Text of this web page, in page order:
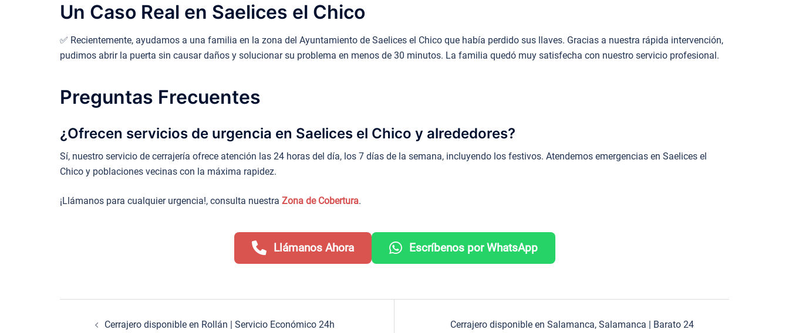
Un Caso Real en Saelices el Chico
✅ Recientemente, ayudamos a una familia en la zona del Ayuntamiento de Saelices el Chico que había perdido sus llaves. Gracias a nuestra rápida intervención,
pudimos abrir la puerta sin causar daños y solucionar su problema en menos de 30 minutos. La familia quedó muy satisfecha con nuestro servicio profesional.
Preguntas Frecuentes
¿Ofrecen servicios de urgencia en Saelices el Chico y alrededores?
Sí, nuestro servicio de cerrajería ofrece atención las 24 horas del día, los 7 días de la semana, incluyendo los festivos. Atendemos emergencias en Saelices el
Chico y poblaciones vecinas con la máxima rapidez.
¡Llámanos para cualquier urgencia!, consulta nuestra Zona de Cobertura.
Llámanos Ahora Escríbenos por WhatsApp
Navegación
Cerrajero disponible en Rollán | Servicio Económico 24h
Cerrajero disponible en Salamanca, Salamanca | Barato 24